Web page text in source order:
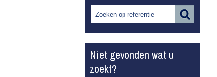
Niet gevonden wat u
zoekt?